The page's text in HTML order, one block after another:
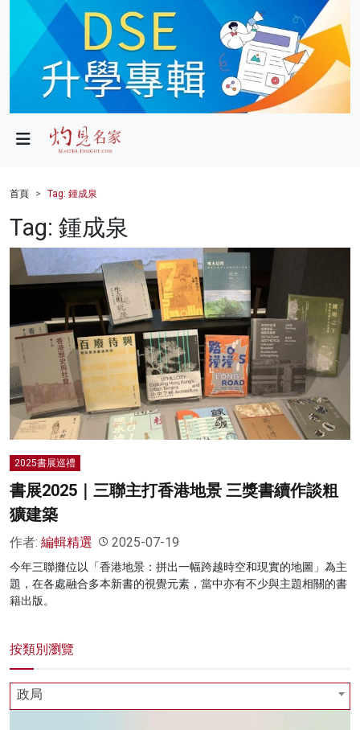
政局
財經
健康
商業
科技
影片
名家榜
灼見活動
首頁 Tag: 鍾成泉
Tag: 鍾成泉
2025書展巡禮
書展2025｜三聯主打香港地景 三獎書續作談粗
獷建築
作者: 編輯精選 2025-07-19
今年三聯攤位以「香港地景：拼出一幅跨越時空和現實的地圖」為主
題，在各處融合多本新書的視覺元素，當中亦有不少與主題相關的書
籍出版。
按類別瀏覽
政局